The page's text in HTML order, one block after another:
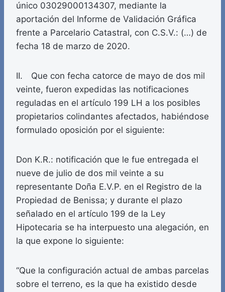
único 03029000134307, mediante la
aportación del Informe de Validación Gráfica
frente a Parcelario Catastral, con C.S.V.: (…) de
fecha 18 de marzo de 2020.
II. Que con fecha catorce de mayo de dos mil
veinte, fueron expedidas las notificaciones
reguladas en el artículo 199 LH a los posibles
propietarios colindantes afectados, habiéndose
formulado oposición por el siguiente:
Don K.R.: notificación que le fue entregada el
nueve de julio de dos mil veinte a su
representante Doña E.V.P. en el Registro de la
Propiedad de Benissa; y durante el plazo
señalado en el artículo 199 de la Ley
Hipotecaria se ha interpuesto una alegación, en
la que expone lo siguiente:
“Que la configuración actual de ambas parcelas
sobre el terreno, es la que ha existido desde